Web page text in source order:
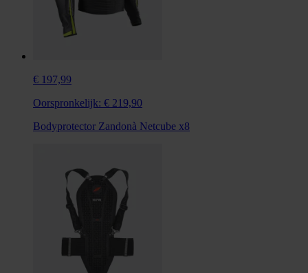
€ 197,99
Oorspronkelijk: € 219,90
Bodyprotector Zandonà Netcube x8